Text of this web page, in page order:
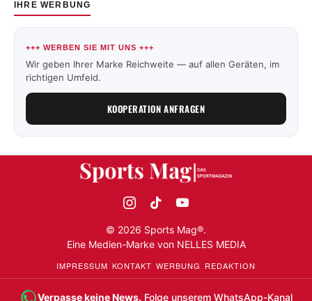
IHRE WERBUNG
+++ WERBEN SIE MIT UNS +++
Wir geben Ihrer Marke Reichweite — auf allen Geräten, im
richtigen Umfeld.
KOOPERATION ANFRAGEN
© 2026 Sports Mag®.
Eine Medien-Marke von NELLES MEDIA
IMPRESSUM KONTAKT WERBUNG REDAKTION
Verpasse keine News. Folge unserem WhatsApp-Kanal